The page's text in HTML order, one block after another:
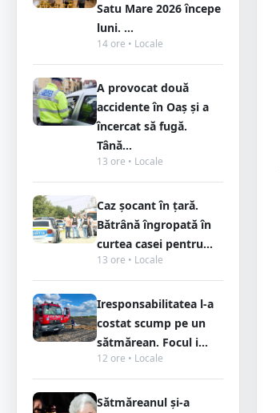
Satu Mare 2026 începe
luni. ...
14 ore • Locale
A provocat două
accidente în Oaș și a
încercat să fugă.
Tână...
13 ore • Locale
Caz șocant în țară.
Bătrână îngropată în
curtea casei pentru...
13 ore • Locale
Iresponsabilitatea l-a
costat scump pe un
sătmărean. Focul i...
12 ore • Locale
Sătmăreanul și-a